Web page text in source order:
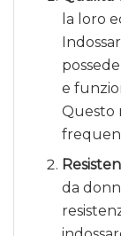
la loro
e
Questo
da